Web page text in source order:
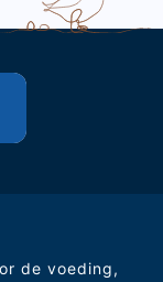
de voeding,